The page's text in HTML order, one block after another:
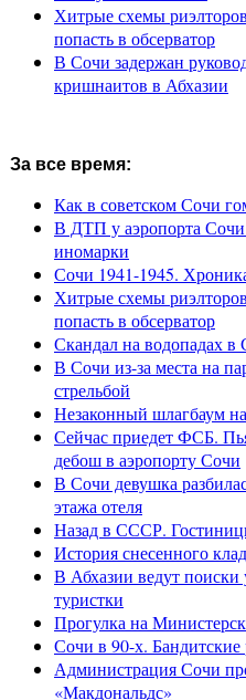
Хитрые схемы
попасть в обсерватор
В Сочи задержан
кришнаитов в Абхазии
За все время:
Как в советском Сочи
В ДТП у аэропорта Сочи
иномарки
Сочи 1941-1945.
Хитрые схемы
попасть в обсерватор
Скандал на водопадах
В Сочи из-за места на
стрельбой
Незаконный шлагбаум
Сейчас приедет ФСБ.
дебош в аэропорту Сочи
В Сочи девушка
этажа отеля
Назад в СССР.
История снесенного
В Абхазии ведут поиски
туристки
Прогулка на
Сочи в 90-х. Бандитские
Администрация Сочи
«Макдональдс»